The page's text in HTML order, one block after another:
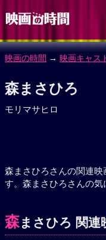
映画の時間 → 映画キャス
森まさひろ
モリマサヒロ
森まさひろさんの関連
す。森まさひろさんの気
森まさひろ 関連